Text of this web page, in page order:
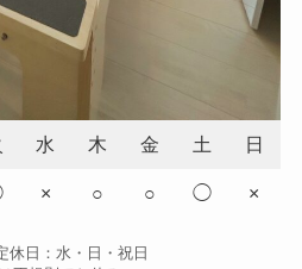
水 木 金 土 日
× ○ ○ ◯ ×
休日：水・日・祝日